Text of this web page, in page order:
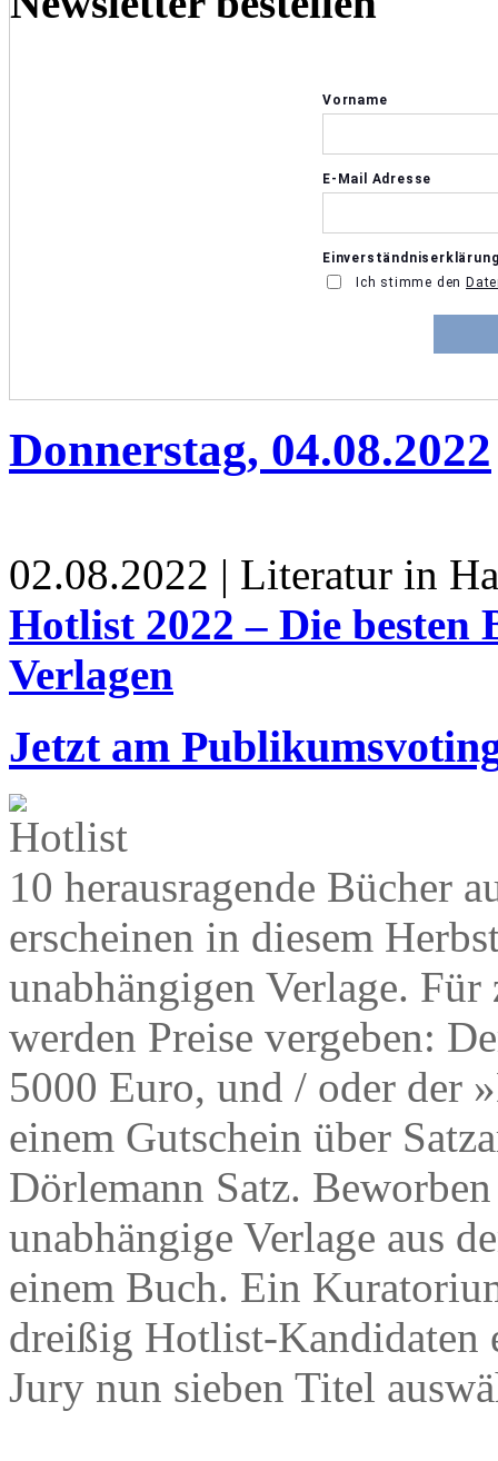
Donnerstag, 04.08.2022
02.08.2022 | Literatur in
Hotlist 2022 – Die besten
Verlagen
Jetzt am
10 herausragende Bücher
erscheinen in diesem
unabhängigen Verlage.
werden Preise vergeben:
5000 Euro, und / oder der
einem Gutschein über
Dörlemann Satz.
unabhängige Verlage aus
einem Buch. Ein
dreißig Hotlist-Kandidaten
Jury nun sieben Titel